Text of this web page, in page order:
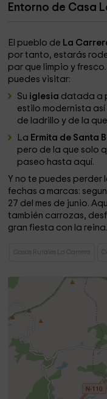
Entorno de Casa
El pueblo de La
por tanto, estarás
par que limpio y
puedes visitar:
Su iglesia datada a
estilo modernista
de ladrillo y de la
La Ermita de Santa
pero de la que solo
paseo hasta aquí.
Y no te puedes perder
fechas a marcas:
27 del mes de junio.
también carrozas,
gran fiesta con la
Casas Rurales La Carrera